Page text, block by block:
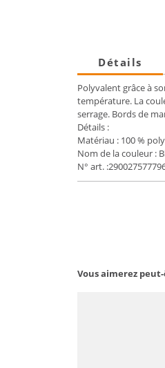
Détails
Polyvalent grâce à
température. La
serrage. Bords de
Détails :
Matériau : 100 %
Nom de la couleur :
N° art.
Vous aimerez